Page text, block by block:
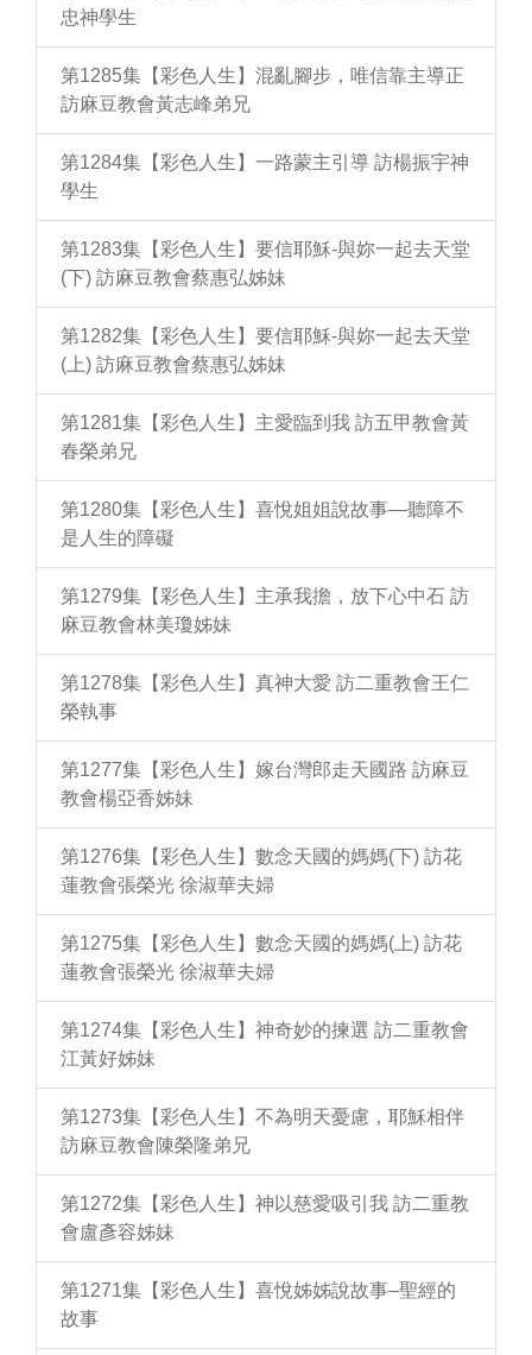
忠神學生
第1285集【彩色人生】混亂腳步，唯信靠主導正
訪麻豆教會黃志峰弟兄
第1284集【彩色人生】一路蒙主引導 訪楊振宇神
學生
第1283集【彩色人生】要信耶穌-與妳一起去天堂
(下) 訪麻豆教會蔡惠弘姊妹
第1282集【彩色人生】要信耶穌-與妳一起去天堂
(上) 訪麻豆教會蔡惠弘姊妹
第1281集【彩色人生】主愛臨到我 訪五甲教會黃
春榮弟兄
第1280集【彩色人生】喜悅姐姐說故事—聽障不
是人生的障礙
第1279集【彩色人生】主承我擔，放下心中石 訪
麻豆教會林美瓊姊妹
第1278集【彩色人生】真神大愛 訪二重教會王仁
榮執事
第1277集【彩色人生】嫁台灣郎走天國路 訪麻豆
教會楊亞香姊妹
第1276集【彩色人生】數念天國的媽媽(下) 訪花
蓮教會張榮光 徐淑華夫婦
第1275集【彩色人生】數念天國的媽媽(上) 訪花
蓮教會張榮光 徐淑華夫婦
第1274集【彩色人生】神奇妙的揀選 訪二重教會
江黃好姊妹
第1273集【彩色人生】不為明天憂慮，耶穌相伴
訪麻豆教會陳榮隆弟兄
第1272集【彩色人生】神以慈愛吸引我 訪二重教
會盧彥容姊妹
第1271集【彩色人生】喜悅姊姊說故事–聖經的
故事